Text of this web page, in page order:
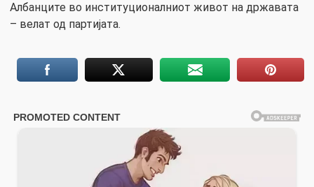
Албанците во институционалниот живот на државата
– велат од партијата.